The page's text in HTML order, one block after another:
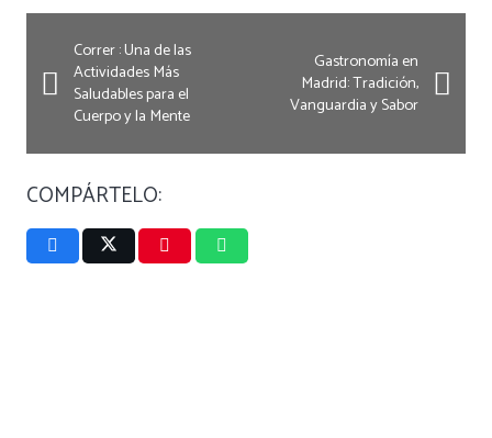
Correr : Una de las
Actividades Más
Saludables para el
Cuerpo y la Mente
Gastronomía en
Madrid: Tradición,
Vanguardia y Sabor
COMPÁRTELO: